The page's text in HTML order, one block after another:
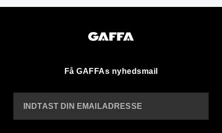
Få GAFFAs nyhedsmail
INDTAST DIN EMAILADRESSE